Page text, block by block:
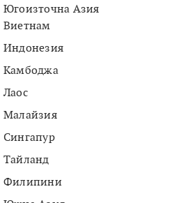
Югоизточна Азия
Виетнам
Индонезия
Камбоджа
Лаос
Малайзия
Сингапур
Тайланд
Филипини